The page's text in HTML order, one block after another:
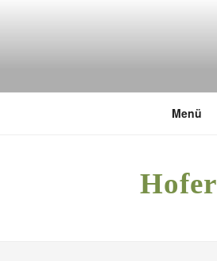
DEUTSCHE
Menü
Hofer